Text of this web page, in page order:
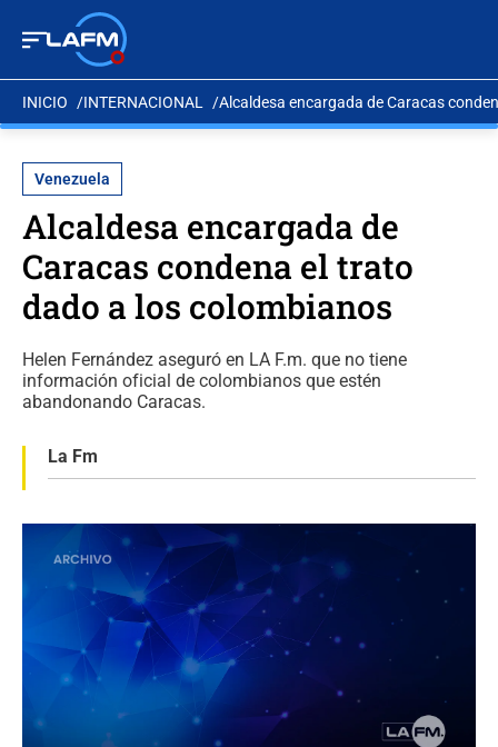
INICIO INTERNACIONAL Alcaldesa encargada de Caracas
Venezuela
Alcaldesa encargada de
Caracas condena el trato
dado a los colombianos
Helen Fernández aseguró en LA F.m. que no tiene
información oficial de colombianos que estén
abandonando Caracas.
La Fm